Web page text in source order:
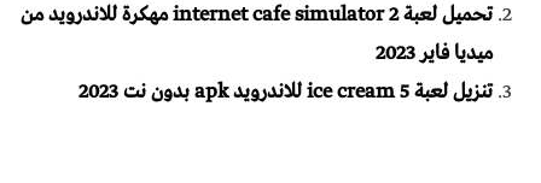
تحميل لعبة internet cafe simulator 2 مهكرة للاندرويد من
ميديا فاير 2023
تنزيل لعبة ice cream 5 للاندرويد apk بدون نت 2023